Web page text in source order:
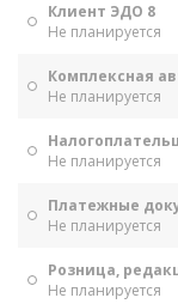
Клиент ЭДО 8
Не планируется
Комплексная
Не планируется
Не планируется
Платежные
Не планируется
Розница,
Не планируется